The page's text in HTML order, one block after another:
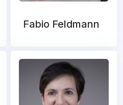
Fabio Feldmann